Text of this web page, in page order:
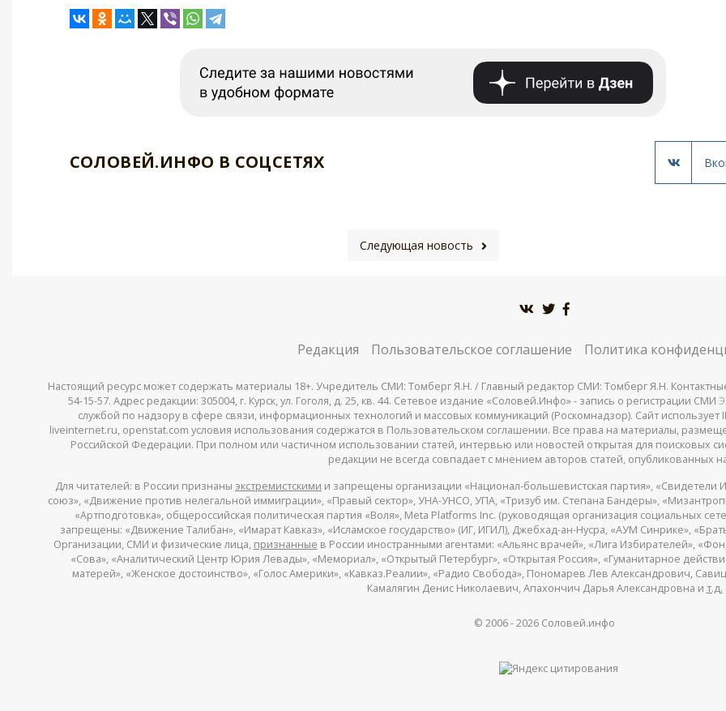
СОЛОВЕЙ.ИНФО В СОЦСЕТЯХ
Следующая новость
Редакция Пользовательское соглашение Политика
Настоящий ресурс может содержать материалы 18+. Учредитель СМИ: Томберг Я.Н. / Главный редактор СМИ: Томберг Я.Н.
54-15-57. Адрес редакции: 305004, г. Курск, ул. Гоголя, д. 25, кв. 44. Сетевое издание «Соловей.Инфо» - запись о регистрации СМИ
службой по надзору в сфере связи, информационных технологий и массовых коммуникаций (Роскомнадзор). Сайт использует
liveinternet.ru, openstat.com условия использования содержатся в Пользовательском соглашении. Все права на материалы,
Российской Федерации. При полном или частичном использовании статей, интервью или новостей открытая для поисковых
редакции не всегда совпадает с мнением авторов статей, опубликованных
Для читателей: в России признаны экстремистскими и запрещены организации «Национал-большевистская партия»,
союз», «Движение против нелегальной иммиграции», «Правый сектор», УНА-УНСО, УПА, «Тризуб им. Степана Бандеры»,
«Артподготовка», общероссийская политическая партия «Воля», Meta Platforms Inc. (руководящая организация социальных
запрещены: «Движение Талибан», «Имарат Кавказ», «Исламское государство» (ИГ, ИГИЛ), Джебхад-ан-Нусра, «АУМ Синрике»,
Организации, СМИ и физические лица, признанные в России иностранными агентами: «Альянс врачей», «Лига Избирателей»,
«Сова», «Аналитический Центр Юрия Левады», «Мемориал», «Открытый Петербург», «Открытая Россия», «Гуманитарное
матерей», «Женское достоинство», «Голос Америки», «Кавказ.Реалии», «Радио Свобода», Пономарев Лев Александрович,
Камалягин Денис Николаевич, Апахончич Дарья Александровна и т.д.
© 2006 -2026 Соловей.инфо